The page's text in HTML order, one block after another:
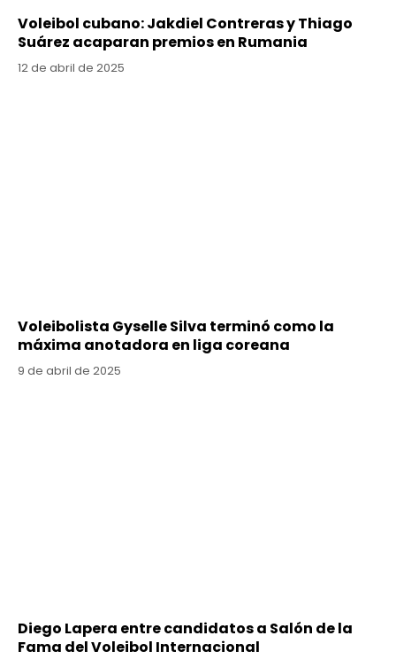
Voleibol cubano: Jakdiel Contreras y Thiago
Suárez acaparan premios en Rumania
12 de abril de 2025
Voleibolista Gyselle Silva terminó como la
máxima anotadora en liga coreana
9 de abril de 2025
Diego Lapera entre candidatos a Salón de la
Fama del Voleibol Internacional